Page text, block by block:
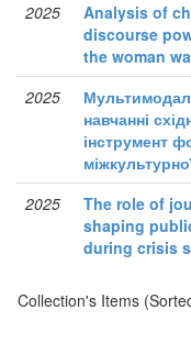
2025
Analysis of
discourse
the woman
2025
навчанні
інструмент
2025
The role of
shaping
during crisis
Collection's Items